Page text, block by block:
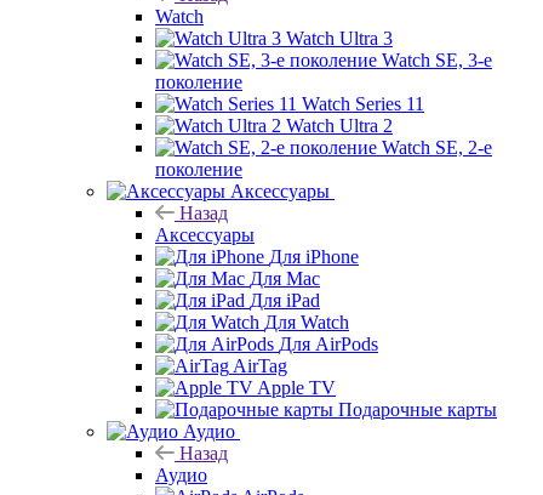
Watch
Watch Ultra 3
Watch SE, 3-е
поколение
Watch Series 11
Watch Ultra 2
Watch SE, 2-е
поколение
Аксессуары
Назад
Аксессуары
Для iPhone
Для Mac
Для iPad
Для Watch
Для AirPods
AirTag
Apple TV
Подарочные карты
Аудио
Назад
Аудио